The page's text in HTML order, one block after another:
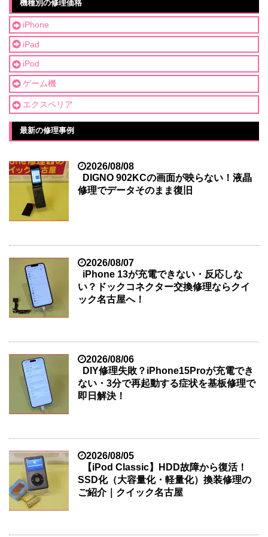
機種別の修理価格
iPhone
iPad
iPod
ゲーム機
エクスペリア
最新の修理事例
2026/08/08
DIGNO 902KCの画面が映らない！液晶
修理でデータそのまま復旧
2026/08/07
iPhone 13が充電できない・反応しな
い？ドックコネクター交換修理ならクイ
ック名古屋へ！
2026/08/06
DIY修理失敗？iPhone15Proが充電でき
ない・3分で再起動する症状を基板修理で
即日解決！
2026/08/05
【iPod Classic】HDD故障から復活！
SSD化（大容量化・軽量化）換装修理の
ご紹介｜クイック名古屋